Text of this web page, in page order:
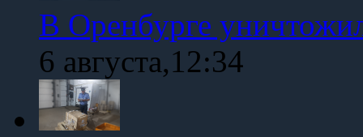
В Оренбурге
6 августа,12:34